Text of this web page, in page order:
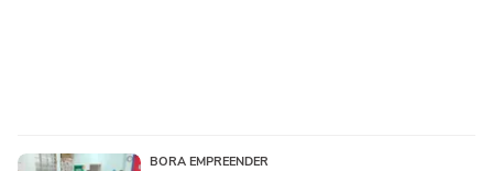
BORA EMPREENDER